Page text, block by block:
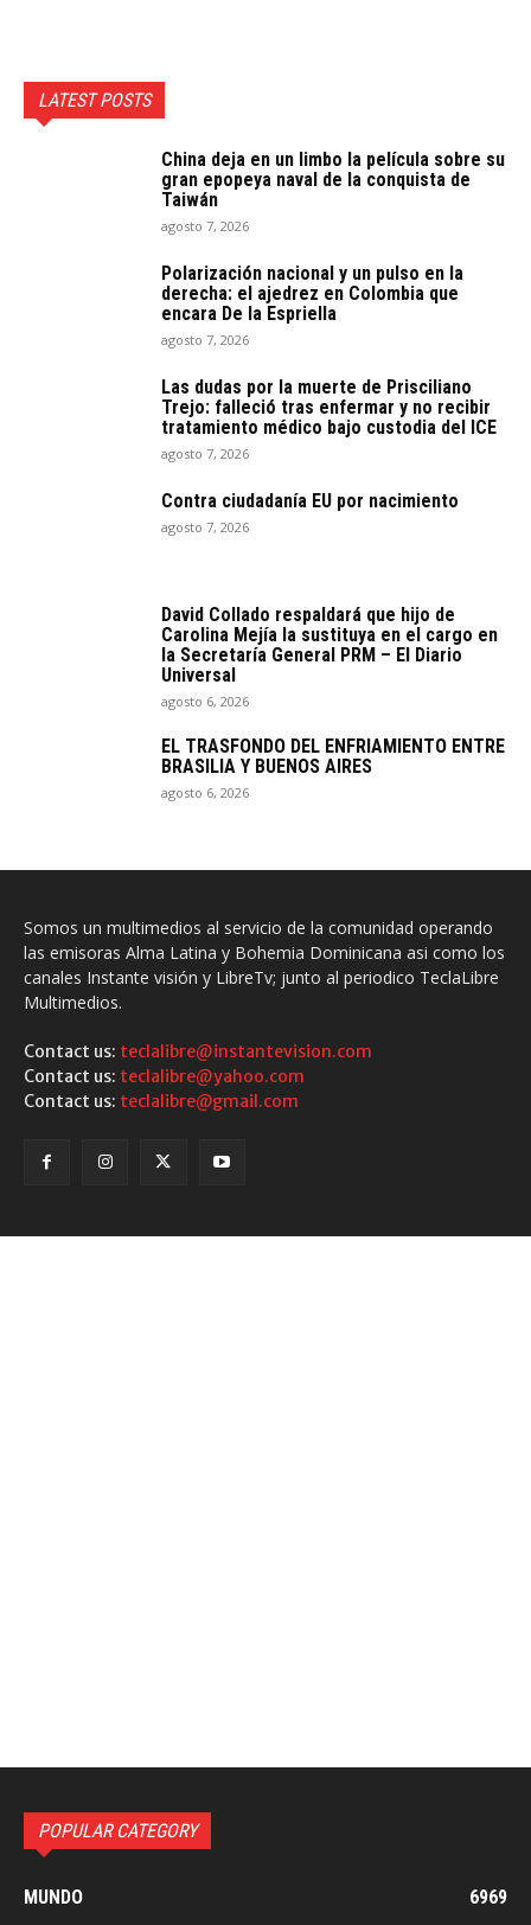
LATEST POSTS
China deja en un limbo la película sobre su
gran epopeya naval de la conquista de
Taiwán
agosto 7, 2026
Polarización nacional y un pulso en la
derecha: el ajedrez en Colombia que
encara De la Espriella
agosto 7, 2026
Las dudas por la muerte de Prisciliano
Trejo: falleció tras enfermar y no recibir
tratamiento médico bajo custodia del ICE
agosto 7, 2026
Contra ciudadanía EU por nacimiento
agosto 7, 2026
David Collado respaldará que hijo de
Carolina Mejía la sustituya en el cargo en
la Secretaría General PRM – El Diario
Universal
agosto 6, 2026
EL TRASFONDO DEL ENFRIAMIENTO ENTRE
BRASILIA Y BUENOS AIRES
agosto 6, 2026
Somos un multimedios al servicio de la comunidad operando
las emisoras Alma Latina y Bohemia Dominicana asi como los
canales Instante visión y LibreTv; junto al periodico TeclaLibre
Multimedios.
Contact us: teclalibre@instantevision.com
Contact us: teclalibre@yahoo.com
Contact us: teclalibre@gmail.com
POPULAR CATEGORY
MUNDO
6969